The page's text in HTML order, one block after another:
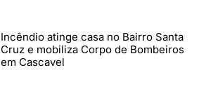
Incêndio atinge casa no Bairro Santa
Cruz e mobiliza Corpo de Bombeiros
em Cascavel